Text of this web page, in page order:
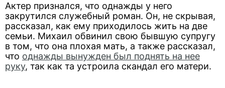
Актер признался, что однажды у него
закрутился служебный роман. Он, не скрывая,
рассказал, как ему приходилось жить на две
семьи. Михаил обвинил свою бывшую супругу
в том, что она плохая мать, а также рассказал,
что однажды вынужден был поднять на нее
руку, так как та устроила скандал его матери.